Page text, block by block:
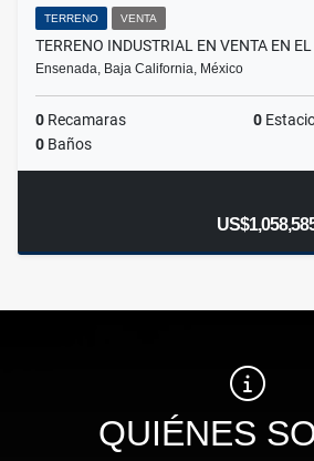
TERRENO VENTA
TERRENO INDUSTRIAL EN VENTA EN
Ensenada, Baja California, México
0 Recamaras 0
0 Baños
QUIÉNES